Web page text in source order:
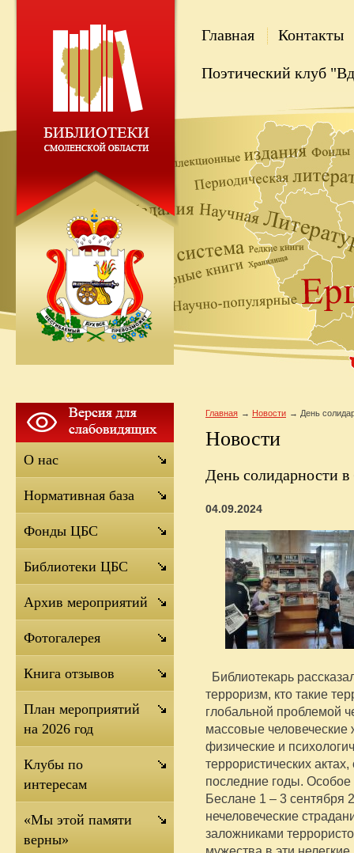
Главная Контакты
Поэтический клуб
Главная Новости День
Новости
День солидарности
04.09.2024
Библиотекарь
терроризм, кто такие
глобальной проблемой
массовые
физические и
террористических
последние годы.
Беслане 1 – 3 сентября
нечеловеческие
заложниками
О нас
Нормативная база
Фонды ЦБС
Библиотеки ЦБС
Архив мероприятий
Фотогалерея
Книга отзывов
План мероприятий
на 2026 год
Клубы по
интересам
«Мы этой памяти
верны»